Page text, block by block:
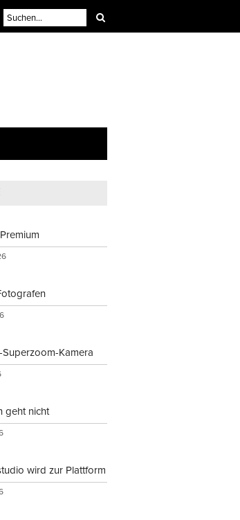
Kamera
geht nicht
wird zur Plattform